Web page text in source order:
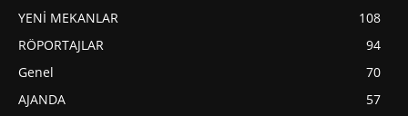
YENİ MEKANLAR
108
RÖPORTAJLAR
94
Genel
70
AJANDA
57